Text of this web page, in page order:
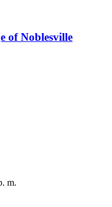
of Noblesville
m.